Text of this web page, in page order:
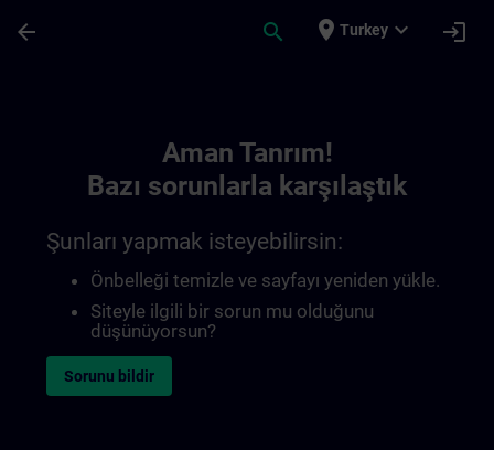
arrow_back search place Turkey expand_more login
Aman Tanrım!
Bazı sorunlarla karşılaştık
Şunları yapmak isteyebilirsin:
Önbelleği temizle ve sayfayı yeniden yükle.
Siteyle ilgili bir sorun mu olduğunu
düşünüyorsun?
Sorunu bildir